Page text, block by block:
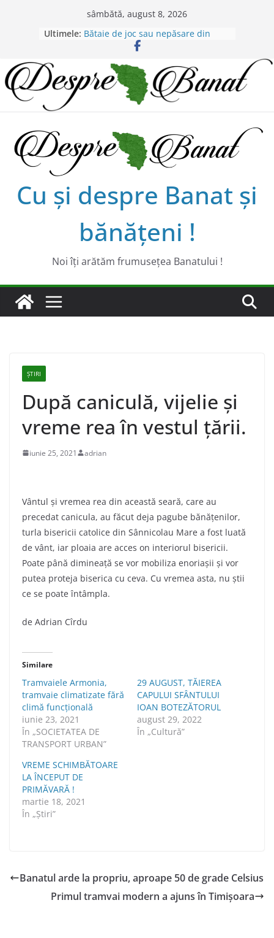
sâmbătă, august 8, 2026
Ultimele: Bătaie de joc sau nepăsare din
partea administraţiei judeţene?
în Timișoara
Alex Murgoi, un glas al lumii
satului bănățean !
20 de trăiri, 20 de visuri cu
Chilipiruri pentru micii viticultorii
bănăţeni !
Cu şi despre Banat şi
bănăţeni !
Noi îţi arătăm frumuseţea Banatului !
ȘTIRI
După caniculă, vijelie și
vreme rea în vestul țării.
iunie 25, 2021 adrian
Vântul și vremea rea din această seară, care au
precedat canicula, au făcut deja pagube bănățenilor,
turla bisericii catolice din Sânnicolau Mare a fost luată
de vânt, iar ploaia are acces on interiorul bisericii.
Poate până dimineață se vor mobiliza enoriașii și vor
putea proteja biserica cu ceva. Cu vremea asta, nu știi
ce se poate întâmpla.
de Adrian Cîrdu
Similare
Tramvaiele Armonia,
tramvaie climatizate fără
climă funcțională
iunie 23, 2021
În „SOCIETATEA DE
TRANSPORT URBAN”
29 AUGUST, TĂIEREA
CAPULUI SFÂNTULUI
IOAN BOTEZĂTORUL
august 29, 2022
În „Cultură”
VREME SCHIMBĂTOARE
LA ÎNCEPUT DE
PRIMĂVARĂ !
martie 18, 2021
În „Știri”
Banatul arde la propriu, aproape 50 de grade Celsius
Primul tramvai modern a ajuns în Timișoara